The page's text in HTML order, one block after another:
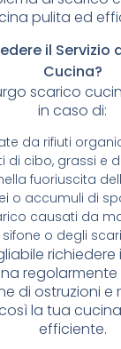
pulita ed
il Servizio
Cucina?
scarico
in caso di:
da rifiuti
di cibo, grassi e
fuoriuscita
o accumuli di
causati da
sifone o degli
richiedere
regolarmente
di ostruzioni e
la tua
efficiente.